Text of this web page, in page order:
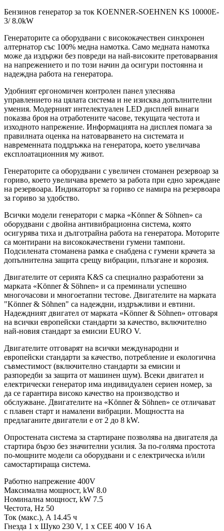
Бензинов генератор за ток KOENNER-SOEHNEN KS 10000E-
3/ 8.0kW
Генераторите са оборудвани с висококачествен синхронен
алтернатор със 100% медна намотка. Само медната намотка
може да издържи без повреди на най-високите претоварвания
на напрежението и по този начин да осигури постоянна и
надеждна работа на генератора.
Удобният ергономичен контролен панел улеснява
управлението на цялата система и не изисква допълнителни
умения. Модерният интелектуален LED дисплей винаги
показва броя на отработените часове, текущата честота и
изходното напрежение. Информацията на дисплея помага за
правилната оценка на натоварването на системата и
навременната поддръжка на генератора, което увеличава
експлоатационния му живот.
Генераторите са оборудвани с увеличен стоманен резервоар за
гориво, което увеличава времето за работа при едно зареждане
на резервоара. Индикаторът за гориво се намира на резервоара
за гориво за удобство.
Всички модели генератори с марка «Könner & Söhnen» са
оборудвани с двойна антивибрационна система, която
осигурява тиха и дълготрайна работа на генератора. Моторите
са монтирани на висококачествени гумени тампони.
Подсилената стоманена рамка е снабдена с гумени крачета за
допълнителна защита срещу вибрации, плъзгане и корозия.
Двигателите от серията K&S са специално разработени за
марката «Könner & Söhnen» и са преминали успешно
многочасови и многоетапни тестове. Двигателите на марката
"Könner & Söhnen" са надеждни, издръжливи и евтини.
Надеждният двигател от марката «Könner & Söhnen» отговаря
на всички европейски стандарти за качество, включително
най-новия стандарт за емисии EURO V.
Двигателите отговарят на всички международни и
европейски стандарти за качество, потребление и екологична
съвместимост (включително стандарти за емисии и
разпоредби за защита от машинен шум). Всеки двигател и
електрически генератор има индивидуален сериен номер, за
да се гарантира високо качество на производство и
обслужване. Двигателите на «Könner & Söhnen» се отличават
с плавен старт и намалени вибрации. Мощността на
предлаганите двигатели е от 2 до 8 kW.
Опростената система за стартиране позволява на двигателя да
стартира бързо без значителни усилия. За по-голяма простота
по-мощните модели са оборудвани и с електрическа и/или
самостартираща система.
Работно напрежение 400V
Максимална мощност, kW 8.0
Номинална мощност, kW 7.5
Честота, Hz 50
Ток (макс.), A 14.45 ч
Гнезда 1 x Шуко 230 V, 1 x CEE 400 V 16 A